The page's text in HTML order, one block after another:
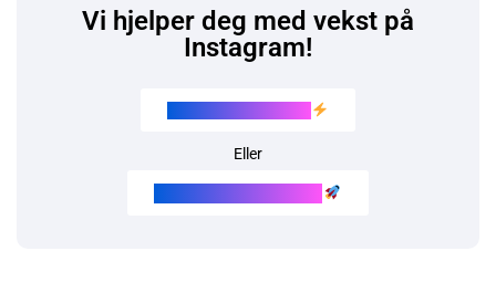
Vi hjelper deg med vekst på
Instagram!
Eller